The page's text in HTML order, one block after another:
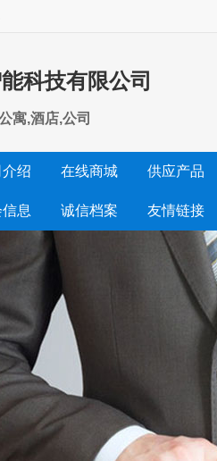
科技有限公司
寓,酒店,公司
绍 在线商城 供应产品
息 诚信档案 友情链接